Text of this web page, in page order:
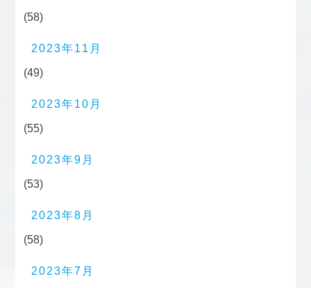
(58)
2023年11月
(49)
2023年10月
(55)
2023年9月
(53)
2023年8月
(58)
2023年7月